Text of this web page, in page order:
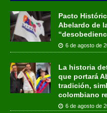
Pacto
Abelardo de
6 de agosto de
La historia
que portará
tradición,
colombiano
6 de agosto de